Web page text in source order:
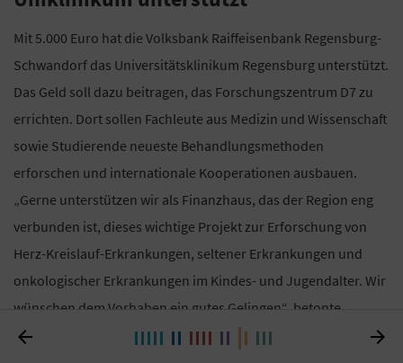
Mit 5.000 Euro hat die Volksbank Raiffeisenbank Regensburg-
Schwandorf das Universitätsklinikum Regensburg unterstützt.
Das Geld soll dazu beitragen, das Forschungszentrum D7 zu
errichten. Dort sollen Fachleute aus Medizin und Wissenschaft
sowie Studierende neueste Behandlungsmethoden
erforschen und internationale Kooperationen ausbauen.
„Gerne unterstützen wir als Finanzhaus, das der Region eng
verbunden ist, dieses wichtige Projekt zur Erforschung von
Herz-Kreislauf-Erkrankungen, seltener Erkrankungen und
onkologischer Erkrankungen im Kindes- und Jugendalter. Wir
wünschen dem Vorhaben ein gutes Gelingen“, betonte
Wolfgang Völkl, Vorstandssprecher der Volksbank
 